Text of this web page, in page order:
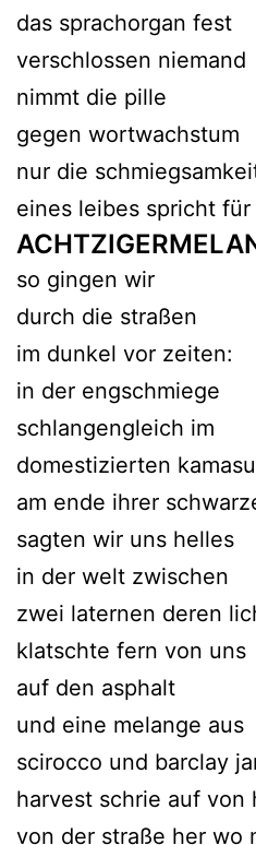
das sprachorgan fest
verschlossen niemand
nimmt die pille
gegen wortwachstum
nur die
eines leibes spricht für
so gingen wir
durch die straßen
im dunkel vor zeiten:
in der engschmiege
schlangengleich im
domestizierten
am ende ihrer
sagten wir uns helles
in der welt zwischen
zwei laternen deren
klatschte fern von uns
auf den asphalt
und eine melange aus
scirocco und barclay
harvest schrie auf von
von der straße her wo